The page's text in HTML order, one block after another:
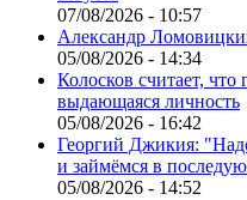
07/08/2026 - 10:57
Александр
05/08/2026 - 14:34
Колосков считает,
выдающаяся личность
05/08/2026 - 16:42
Георгий Джикия:
и займёмся в
05/08/2026 - 14:52